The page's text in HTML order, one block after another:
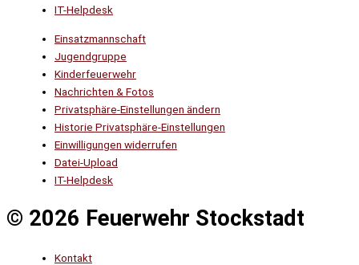
IT-Helpdesk
Einsatzmannschaft
Jugendgruppe
Kinderfeuerwehr
Nachrichten & Fotos
Privatsphäre-Einstellungen ändern
Historie Privatsphäre-Einstellungen
Einwilligungen widerrufen
Datei-Upload
IT-Helpdesk
© 2026 Feuerwehr Stockstadt
Kontakt